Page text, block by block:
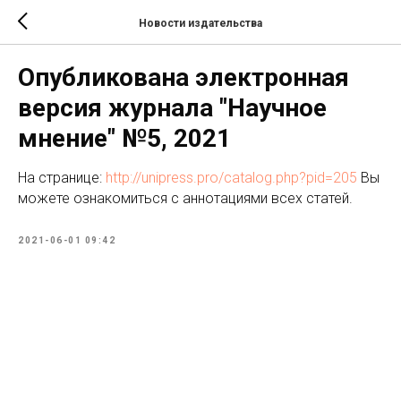
Новости издательства
Опубликована электронная
версия журнала "Научное
мнение" №5, 2021
На странице: http://unipress.pro/catalog.php?pid=205 Вы
можете ознакомиться с аннотациями всех статей.
2021-06-01 09:42